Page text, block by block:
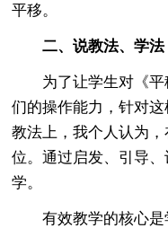
平移。
二、说教法、学法
为了让学生对《平
们的操作能力，针对
教法上，我个人认为
位。通过启发、引导
学。
有效教学的核心是